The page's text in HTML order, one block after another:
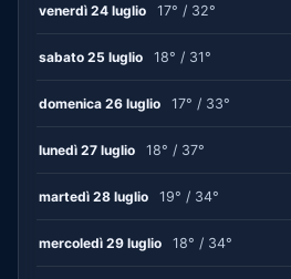
venerdì 24 luglio 17° / 32°
sabato 25 luglio 18° / 31°
domenica 26 luglio 17° / 33°
lunedì 27 luglio 18° / 37°
martedì 28 luglio 19° / 34°
mercoledì 29 luglio 18° / 34°